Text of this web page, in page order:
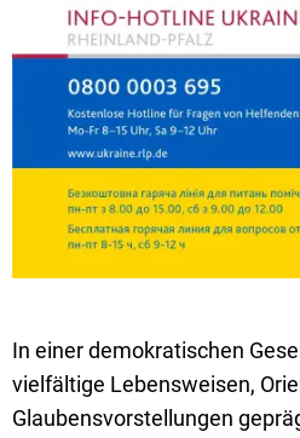
In einer demokratischen
vielfältige Lebensweisen,
Glaubensvorstellungen